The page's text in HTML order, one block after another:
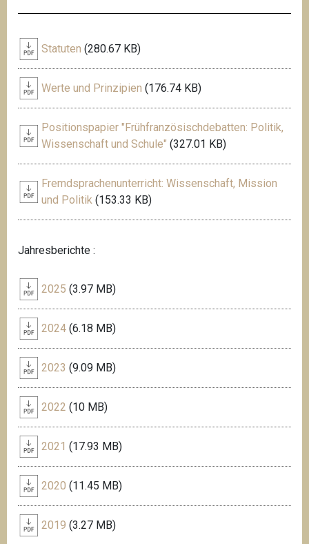
Statuten (280.67 KB)
Werte und Prinzipien (176.74 KB)
Positionspapier "Frühfranzösischdebatten: Politik,
Wissenschaft und Schule" (327.01 KB)
Fremdsprachenunterricht: Wissenschaft, Mission
und Politik (153.33 KB)
Jahresberichte :
2025 (3.97 MB)
2024 (6.18 MB)
2023 (9.09 MB)
2022 (10 MB)
2021 (17.93 MB)
2020 (11.45 MB)
2019 (3.27 MB)